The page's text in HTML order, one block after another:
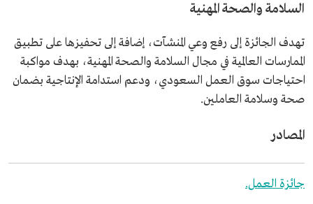
السلامة والصحة المهنية
تهدف الجائزة إلى رفع وعي المنشآت، إضافة إلى تحفيزها على تطبيق
الممارسات العالمية في مجال السلامة والصحة المهنية، بهدف مواكبة
احتياجات سوق العمل السعودي، ودعم استدامة الإنتاجية بضمان
صحة وسلامة العاملين.
المصادر
جائزة العمل.